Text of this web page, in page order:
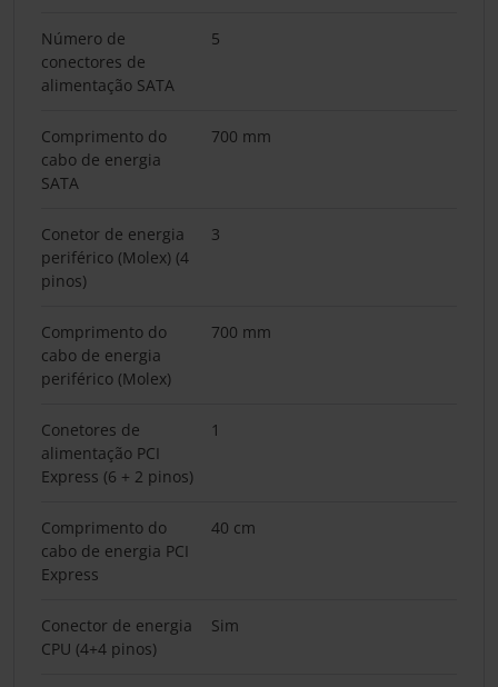
Número de
conectores de
alimentação SATA
5
Comprimento do
cabo de energia
SATA
700 mm
Conetor de energia
periférico (Molex) (4
pinos)
3
Comprimento do
cabo de energia
periférico (Molex)
700 mm
Conetores de
alimentação PCI
Express (6 + 2 pinos)
1
Comprimento do
cabo de energia PCI
Express
40 cm
Conector de energia
CPU (4+4 pinos)
Sim